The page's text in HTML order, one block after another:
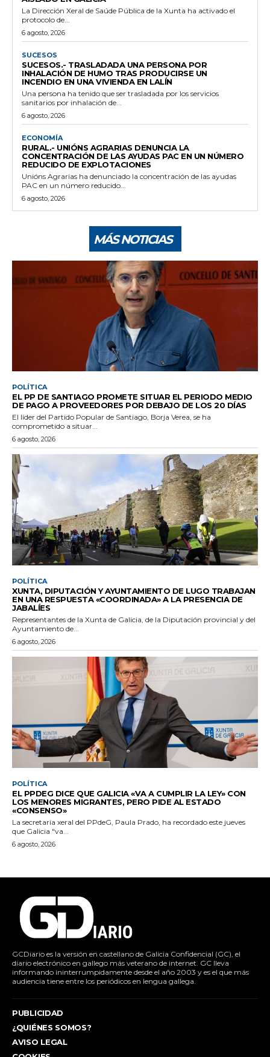
La Dirección Xeral de Saúde Pública de la Xunta ha activado el
protocolo de...
6 agosto, 2026
SUCESOS
SUCESOS.- TRASLADADA UNA PERSONA POR
INHALACIÓN DE HUMO TRAS PRODUCIRSE UN
INCENDIO EN UNA VIVIENDA EN LALÍN
Una persona ha tenido que ser trasladada por los servicios
sanitarios por inhalación de...
6 agosto, 2026
ECONOMÍA
RURAL.- UNIÓNS AGRARIAS DENUNCIA LA
CONCENTRACIÓN DE LAS AYUDAS PAC EN UN NÚMERO
REDUCIDO DE EXPLOTACIONES
Unións Agrarias ha denunciado la concentración de las ayudas
PAC en un número reducido...
6 agosto, 2026
MÁS NOTICIAS
POLÍTICA
EL PP DE SANTIAGO PROMETE SITUAR EL PERIODO MEDIO
DE PAGO A PROVEEDORES POR DEBAJO DE LOS 20 DÍAS
El líder del Partido Popular de Santiago, Borja Verea, se ha
comprometido a situar...
6 agosto, 2026
POLÍTICA
XUNTA, DIPUTACIÓN Y AYUNTAMIENTO DE LUGO TRABAJAN
EN UNA RESPUESTA «COORDINADA» A LA PRESENCIA DE
JABALÍES
Representantes de la Xunta de Galicia, de la Diputación provincial y del
Ayuntamiento de...
6 agosto, 2026
POLÍTICA
EL PPDEG DICE QUE GALICIA «VA A CUMPLIR LA LEY» CON
LOS MENORES MIGRANTES, PERO PIDE AL ESTADO
«CONSENSO»
La secretaria xeral del PPdeG, Paula Prado, ha recordado este jueves
que Galicia "va...
6 agosto, 2026
GCDiario es la versión en castellano de Galicia Confidencial (GC), el
diario electrónico en gallego más veterano de internet. GC lleva
informando ininterrumpidamente desde el año 2003 y es el que más
audiencia tiene entre los periódicos en lengua gallega.
PUBLICIDAD
¿QUIÉNES SOMOS?
AVISO LEGAL